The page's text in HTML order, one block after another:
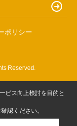
ポリシー
Reserved.
ビス向上検討を目的と
認ください。